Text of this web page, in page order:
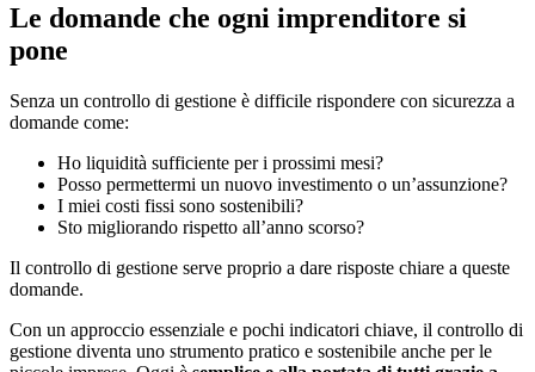
Le domande che ogni imprenditore si
pone
Senza un controllo di gestione è difficile rispondere con sicurezza a
domande come:
Ho liquidità sufficiente per i prossimi mesi?
Posso permettermi un nuovo investimento o un’assunzione?
I miei costi fissi sono sostenibili?
Sto migliorando rispetto all’anno scorso?
Il controllo di gestione serve proprio a dare risposte chiare a queste
domande.
Con un approccio essenziale e pochi indicatori chiave, il controllo di
gestione diventa uno strumento pratico e sostenibile anche per le